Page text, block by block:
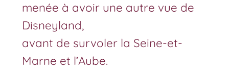
menée à avoir une autre vue de
Disneyland,
avant de survoler la Seine-et-
Marne et l’Aube.